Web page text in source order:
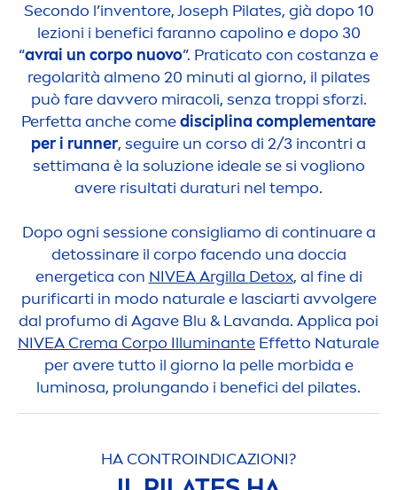
Secondo l’inventore, Joseph Pilates, già dopo 10
lezioni i benefici faranno capolino e dopo 30
“avrai un corpo nuovo”. Praticato con costanza e
regolarità almeno 20 minuti al giorno, il pilates
può fare davvero miracoli, senza troppi sforzi.
Perfetta anche comedisciplina complementare
per i runner, seguire un corso di 2/3 incontri a
settimana è la soluzione ideale se si vogliono
avere risultati duraturi nel tempo.
Dopo ogni sessione consigliamo di continuare a
detossinare il corpo facendo una doccia
energetica con NIVEAArgilla Detox, al fine di
purificarti in modo naturale e lasciarti avvolgere
dal profumo di Agave Blu & Lavanda. Applica poi
NIVEA Crema Corpo Illuminante Effetto Naturale
per avere tutto il giorno la pelle morbida e
luminosa, prolungando i benefici del pilates.
HA CONTROINDICAZIONI?